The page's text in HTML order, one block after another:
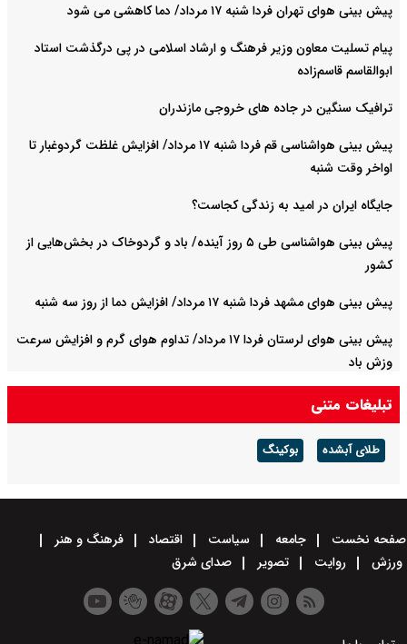
پیش بینی هوای تهران فردا شنبه ۱۷ مرداد/ دما کاهشی می شود
پیام تسلیت معاون وزیر فرهنگ و ارشاد اسلامی در پی درگذشت استاد
ابوالقاسم قاسم‌زاده
ترافیک سنگین در جاده های خروجی مازندران
پیش بینی هواشناسی قم فردا شنبه ۱۷ مرداد/ افزایش غلظت گردوغبار تا
اواخر وقت شنبه
جایگاه ایران در امید به زندگی کجاست؟
پیش بینی هواشناسی طی ۵ روز آینده/ باد و گردوخاک در بخش‌هایی از
کشور
پیش بینی هوای مشهد فردا شنبه ۱۷ مرداد/ افزایش دما از روز سه شنبه
پیش بینی هوای لرستان فردا ۱۷ مرداد/ تداوم هوای گرم و افزایش سرعت
وزش باد
تبلیغات متنی
طلای آبشده بوکینگ
صفحه نخست جامعه سیاست اقتصاد
فرهنگ و هنر
ورزش
روایت تصویر صدای شرق